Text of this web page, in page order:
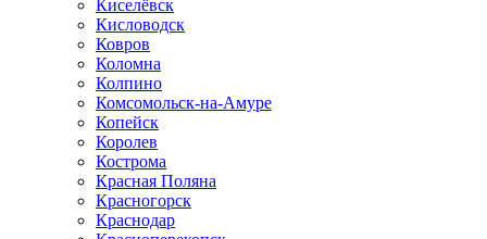
Киселёвск
Кисловодск
Ковров
Коломна
Колпино
Комсомольск-на-Амуре
Копейск
Королев
Кострома
Красная Поляна
Красногорск
Краснодар